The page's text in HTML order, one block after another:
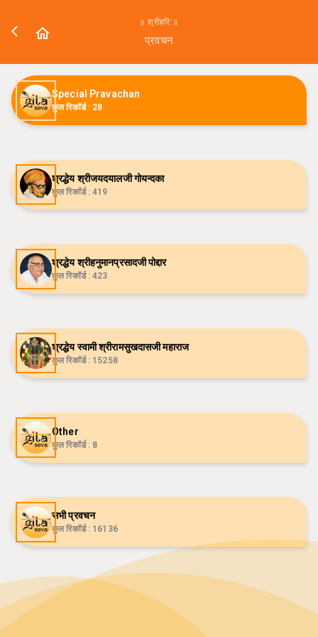
॥ श्रीहरि:॥
प्रवचन
Special Pravachan
कुल रिकॉर्ड : 28
श्रद्धेय श्रीजयदयालजी गोयन्दका
कुल रिकॉर्ड :419
श्रद्धेय श्रीहनुमानप्रसादजी पोद्दार
कुल रिकॉर्ड :423
श्रद्धेय स्वामी श्रीरामसुखदासजी महाराज
कुल रिकॉर्ड : 15258
Other
कुल रिकॉर्ड : 8
सभी प्रवचन
कुल रिकॉर्ड : 16136